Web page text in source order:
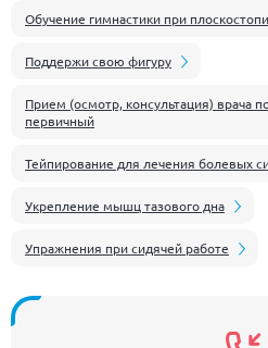
Обучение гимнастики при
Поддержи свою фигуру
Прием (осмотр, консультация) врача
первичный
Тейпирование для лечения болевых
Укрепление мышц тазового дна
Упражнения при сидячей работе